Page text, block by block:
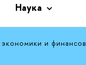
Наука
и финансов